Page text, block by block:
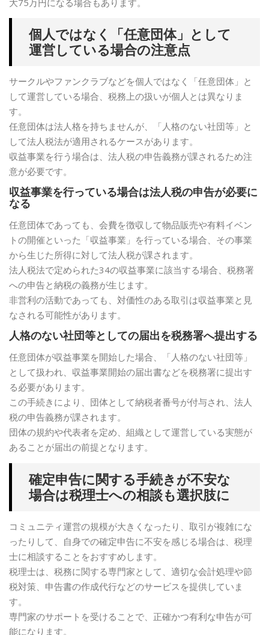
個人ではなく「任意団体」として
運営している場合の注意点
サークルやファンクラブなどを個人ではなく「任意団体」と
して運営している場合、税務上の扱いが個人とは異なりま
す。
任意団体は法人格を持ちませんが、「人格のない社団等」と
して法人税法が適用されるケースがあります。
収益事業を行う場合は、法人税の申告義務が課されるため注
意が必要です。
収益事業を行っている場合は法人税の申告が必要に
なる
任意団体であっても、会費を徴収して物品販売や有料イベン
トの開催といった「収益事業」を行っている場合、その事業
から生じた所得に対して法人税が課されます。
法人税法で定められた34の収益事業に該当する場合、税務署
への申告と納税の義務が生じます。
非営利の活動であっても、対価性のある取引は収益事業と見
なされる可能性があります。
人格のない社団等としての届出を税務署へ提出する
任意団体が収益事業を開始した場合、「人格のない社団等」
として扱われ、収益事業開始の届出書などを税務署に提出す
る必要があります。
この手続きにより、団体として納税者番号が付与され、法人
税の申告義務が課されます。
団体の規約や代表者を定め、組織として運営している実態が
あることが届出の前提となります。
確定申告に関する手続きが不安な
場合は税理士への相談も選択肢に
コミュニティ運営の規模が大きくなったり、取引が複雑にな
ったりして、自身での確定申告に不安を感じる場合は、税理
士に相談することをおすすめします。
税理士は、税務に関する専門家として、適切な会計処理や節
税対策、申告書の作成代行などのサービスを提供していま
す。
専門家のサポートを受けることで、正確かつ有利な申告が可
能になります。